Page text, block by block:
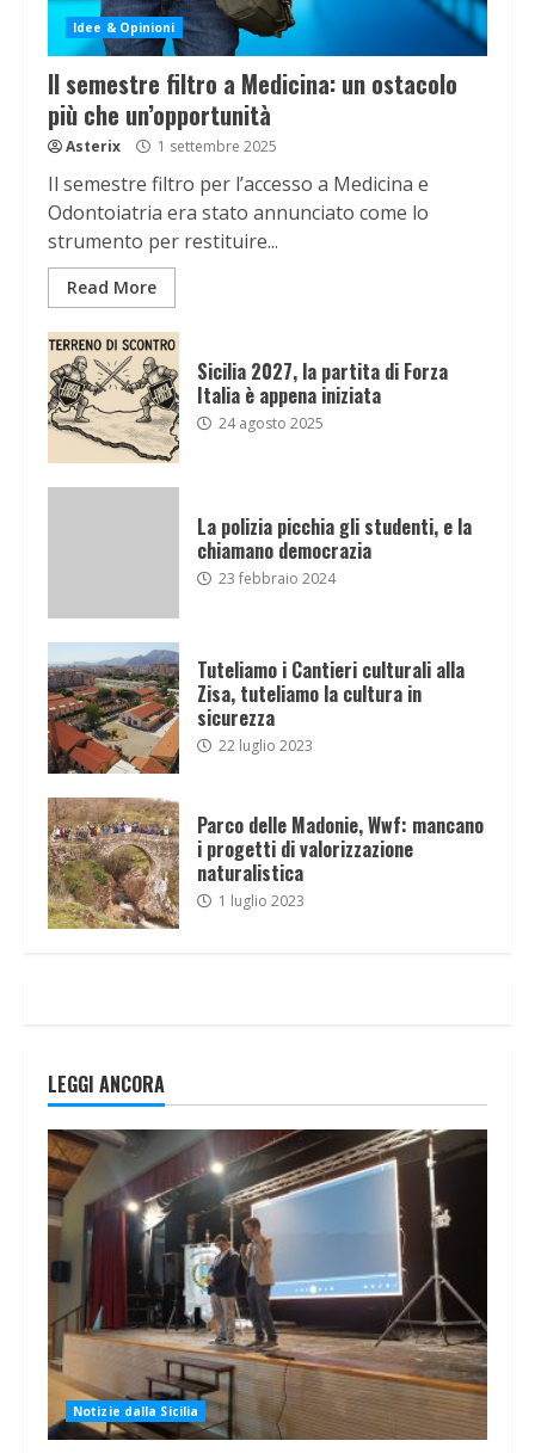
Idee & Opinioni
Il semestre filtro a Medicina: un ostacolo
più che un’opportunità
Asterix 1 settembre 2025
Il semestre filtro per l’accesso a Medicina e
Odontoiatria era stato annunciato come lo
strumento per restituire...
Read More
Sicilia 2027, la partita di Forza
Italia è appena iniziata
24 agosto 2025
La polizia picchia gli studenti, e la
chiamano democrazia
23 febbraio 2024
Tuteliamo i Cantieri culturali alla
Zisa, tuteliamo la cultura in
sicurezza
22 luglio 2023
Parco delle Madonie, Wwf: mancano
i progetti di valorizzazione
naturalistica
1 luglio 2023
LEGGI ANCORA
Notizie dalla Sicilia